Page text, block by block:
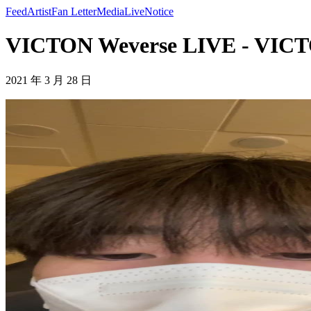
FeedArtistFan LetterMediaLiveNotice
VICTON Weverse LIVE -
2021 年 3 月 28 日